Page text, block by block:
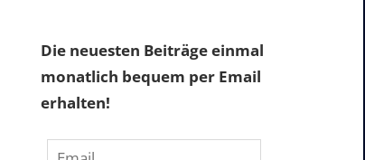
Die neuesten Beiträge einmal
monatlich bequem per Email
erhalten!